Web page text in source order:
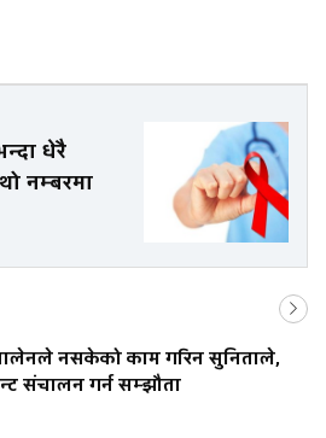
धेरै
नम्बरमा
बालेनले नसकेको काम गरिन सुनिताले,
संचालन गर्न सम्झौता